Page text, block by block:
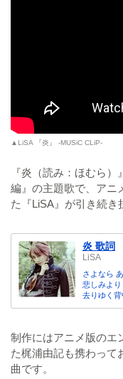
▲LiSA 『炎』 -MUSiC CLiP-
『炎（読み：ほむら
編』の主題歌で、アニ
た『LiSA』が引き続き
炎 歌詞
LiSA
さよなら
悲しみより
去りゆく
制作にはアニメ版のエ
た梶浦由記も携わって
曲です。